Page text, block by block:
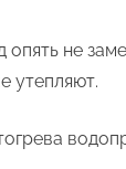
не
утепляют.